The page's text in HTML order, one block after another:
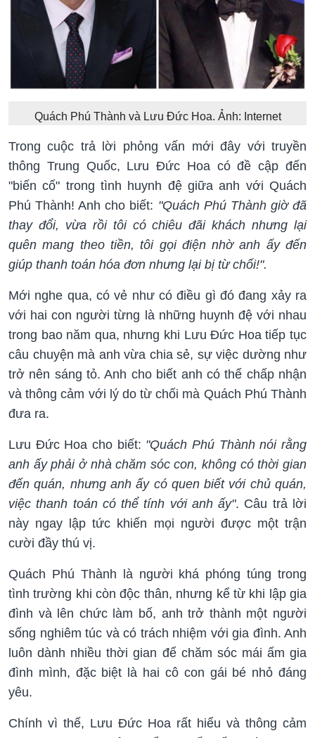
Quách Phú Thành và Lưu Đức Hoa. Ảnh: Internet
Trong cuộc trả lời phỏng vấn mới đây với truyền
thông Trung Quốc, Lưu Đức Hoa có đề cập đến
"biến cố" trong tình huynh đệ giữa anh với Quách
Phú Thành! Anh cho biết: "Quách Phú Thành giờ đã
thay đổi, vừa rồi tôi có chiêu đãi khách nhưng lại
quên mang theo tiền, tôi gọi điện nhờ anh ấy đến
giúp thanh toán hóa đơn nhưng lại bị từ chối!".
Mới nghe qua, có vẻ như có điều gì đó đang xảy ra
với hai con người từng là những huynh đệ với nhau
trong bao năm qua, nhưng khi Lưu Đức Hoa tiếp tục
câu chuyện mà anh vừa chia sẻ, sự việc dường như
trở nên sáng tỏ. Anh cho biết anh có thể chấp nhận
và thông cảm với lý do từ chối mà Quách Phú Thành
đưa ra.
Lưu Đức Hoa cho biết: "Quách Phú Thành nói rằng
anh ấy phải ở nhà chăm sóc con, không có thời gian
đến quán, nhưng anh ấy có quen biết với chủ quán,
việc thanh toán có thể tính với anh ấy". Câu trả lời
này ngay lập tức khiến mọi người được một trận
cười đầy thú vị.
Quách Phú Thành là người khá phóng túng trong
tình trường khi còn độc thân, nhưng kể từ khi lập gia
đình và lên chức làm bố, anh trở thành một người
sống nghiêm túc và có trách nhiệm với gia đình. Anh
luôn dành nhiều thời gian để chăm sóc mái ấm gia
đình mình, đặc biệt là hai cô con gái bé nhỏ đáng
yêu.
Chính vì thế, Lưu Đức Hoa rất hiểu và thông cảm